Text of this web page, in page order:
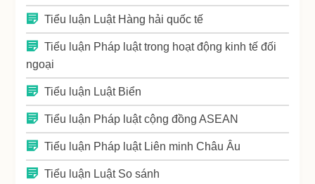
Tiểu luận Luật Hàng hải quốc tế
Tiểu luận Pháp luật trong hoạt động kinh tế đối
ngoại
Tiểu luận Luật Biển
Tiểu luận Pháp luật cộng đồng ASEAN
Tiểu luận Pháp luật Liên minh Châu Âu
Tiểu luận Luật So sánh